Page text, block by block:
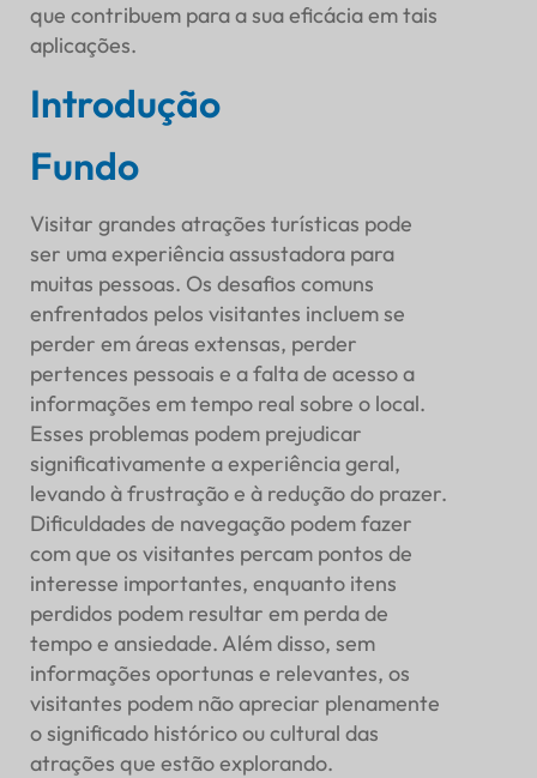
Desafios técnicos
Adoção do usuário
Dados e Análises
Análise de visitantes
Métricas de desempenho
Conclusão
Resumo dos Benefícios
Perspectivas futuras
que contribuem para a sua eficácia em tais
aplicações.
Introdução
Fundo
Visitar grandes atrações turísticas pode
ser uma experiência assustadora para
muitas pessoas. Os desafios comuns
enfrentados pelos visitantes incluem se
perder em áreas extensas, perder
pertences pessoais e a falta de acesso a
informações em tempo real sobre o local.
Esses problemas podem prejudicar
significativamente a experiência geral,
levando à frustração e à redução do prazer.
Dificuldades de navegação podem fazer
com que os visitantes percam pontos de
interesse importantes, enquanto itens
perdidos podem resultar em perda de
tempo e ansiedade. Além disso, sem
informações oportunas e relevantes, os
visitantes podem não apreciar plenamente
o significado histórico ou cultural das
atrações que estão explorando.